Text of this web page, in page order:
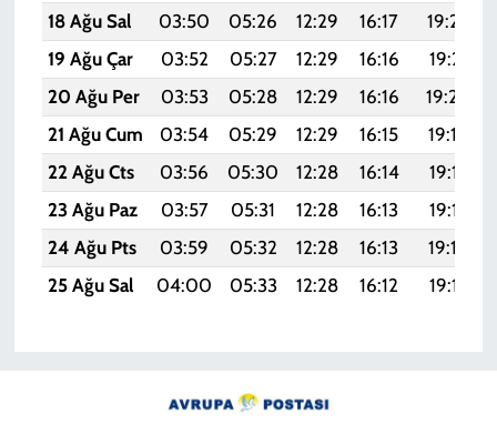
18 Ağu Sal
03:50 05:26 12:29 16:17 19:23
19 Ağu Çar
03:52 05:27 12:29 16:16 19:21
20 Ağu Per
03:53 05:28 12:29 16:16 19:20
21 Ağu Cum
03:54 05:29 12:29 16:15 19:18
22 Ağu Cts
03:56 05:30 12:28 16:14 19:17
23 Ağu Paz
03:57 05:31 12:28 16:13 19:15
24 Ağu Pts
03:59 05:32 12:28 16:13 19:14
25 Ağu Sal
04:00 05:33 12:28 16:12 19:12